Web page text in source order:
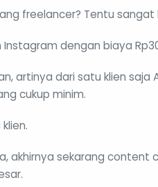
freelancer? Tentu sangat
dengan biaya
artinya dari satu klien saja
cukup minim.
akhirnya sekarang content